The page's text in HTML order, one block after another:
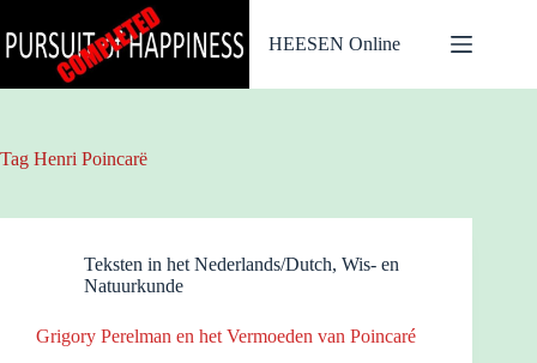
naar
de
HEESEN Online
Tag Henri Poincarë
Teksten in het Nederlands/Dutch, Wis- en
Natuurkunde
Grigory Perelman en het Vermoeden van Poincaré